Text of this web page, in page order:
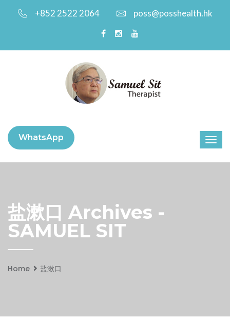
+852 2522 2064 poss@posshealth.hk
WhatsApp
盐漱口 Archives -
SAMUEL SIT
Home 盐漱口